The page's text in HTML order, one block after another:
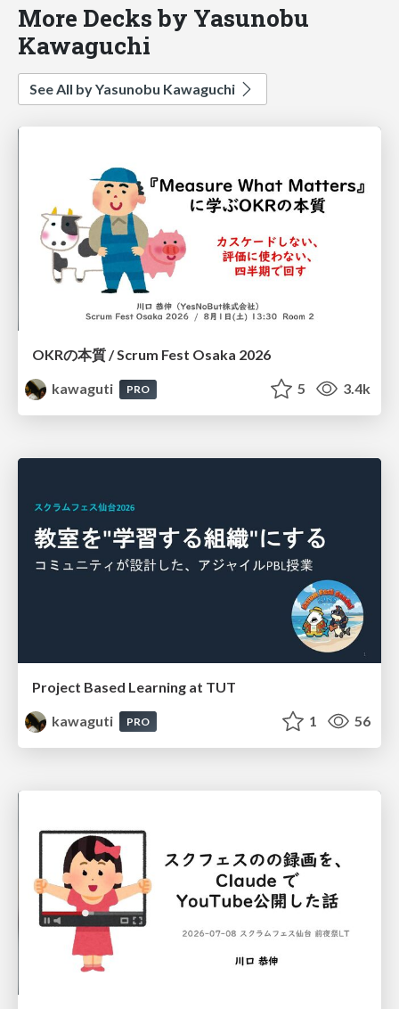
More Decks by Yasunobu
Kawaguchi
See All by Yasunobu Kawaguchi
OKRの本質 / Scrum Fest Osaka 2026
kawaguti
PRO 5 3.4k
Project Based Learning at TUT
kawaguti
PRO 1 56